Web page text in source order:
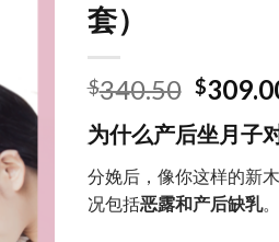
套）
$340.50
price
was:
$
为什么产后坐月子
分娩后，像你这样的新
况包括恶露和产后缺乳。